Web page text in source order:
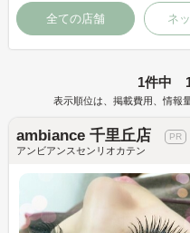
全ての店舗 ネ
1件中
表示順位は、掲載費用、情報
ambiance 千里丘店
アンビアンスセンリオカテン